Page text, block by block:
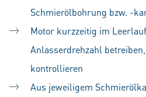
Schmierölbohrung bzw. -
Motor kurzzeitig im
Anlasserdrehzahl
kontrollieren
Aus jeweiligem